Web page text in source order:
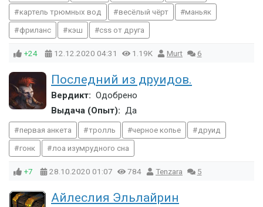
картель трюмных вод весёлый чёрт маньяк
фриланс кэш css от друга
+24 12.12.2020 04:31 1.19K Murt 6
Последний из друидов.
Вердикт: Одобрено
Выдача (Опыт): Да
первая анкета тролль черное копье друид
гонк лоа изумрудного сна
+7 28.10.2020 01:07 784 Tenzara 5
Айлеслия Эльлайрин